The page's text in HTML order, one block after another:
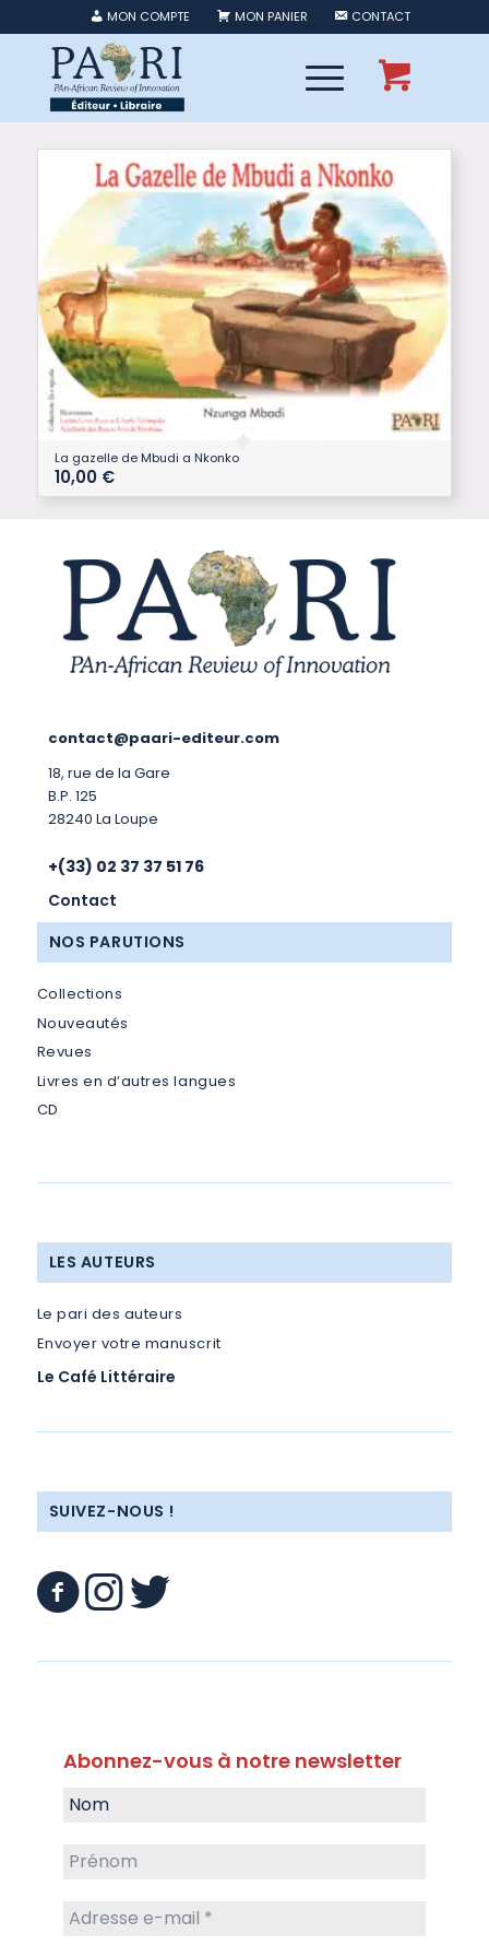
MON COMPTE MON PANIER CONTACT
La gazelle de Mbudi a Nkonko
10,00 €
contact@paari-editeur.com
18, rue de la Gare
B.P. 125
28240 La Loupe
+(33) 02 37 37 51 76
Contact
NOS PARUTIONS
Collections
Nouveautés
Revues
Livres en d’autres langues
CD
LES AUTEURS
Le pari des auteurs
Envoyer votre manuscrit
Le Café Littéraire
SUIVEZ-NOUS !
Abonnez-vous à notre newsletter